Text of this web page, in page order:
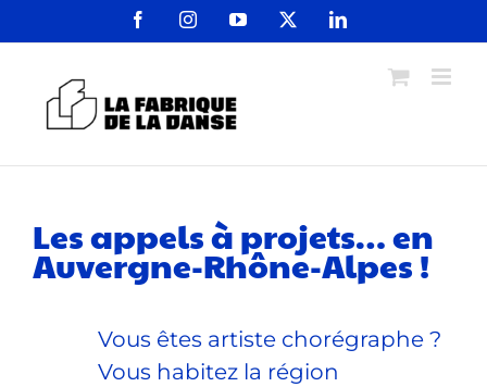
FacebookInstagramYouTube LinkedIn
Les appels à projets… en
Auvergne-Rhône-Alpes !
Vous êtes artiste chorégraphe ?
Vous habitez la région